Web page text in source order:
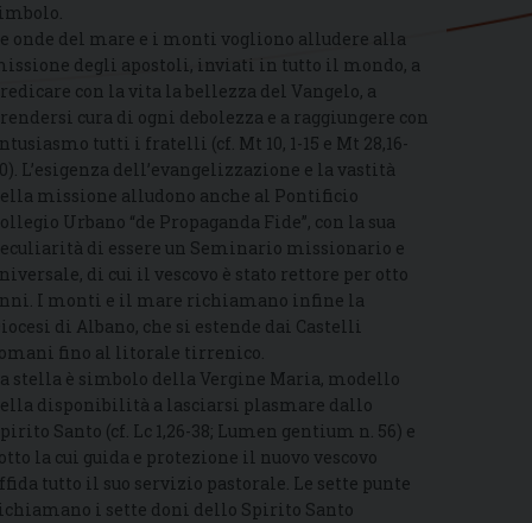
onde del mare e i monti vogliono alludere alla
degli apostoli, inviati in tutto il mondo, a
con la vita la bellezza del Vangelo, a
cura di ogni debolezza e a raggiungere con
tutti i fratelli (cf. Mt 10, 1-15 e Mt 28,16-
L’esigenza dell’evangelizzazione e la vastità
missione alludono anche al Pontificio
Urbano “de Propaganda Fide”, con la sua
di essere un Seminario missionario e
di cui il vescovo è stato rettore per otto
I monti e il mare richiamano infine la
di Albano, che si estende dai Castelli
fino al litorale tirrenico.
stella è simbolo della Vergine Maria, modello
disponibilità a lasciarsi plasmare dallo
Santo (cf. Lc 1,26-38; Lumen gentium n. 56) e
la cui guida e protezione il nuovo vescovo
tutto il suo servizio pastorale. Le sette punte
i sette doni dello Spirito Santo